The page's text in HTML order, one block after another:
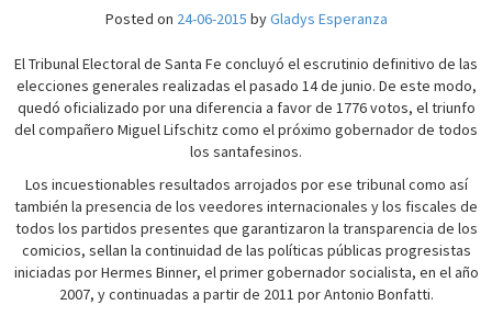
Posted on 24-06-2015 byGladys Esperanza
El Tribunal Electoral de Santa Fe concluyó el escrutinio definitivo de las
elecciones generales realizadas el pasado 14 de junio. De este modo,
quedó oficializado por una diferencia a favor de 1776 votos, el triunfo
del compañero Miguel Lifschitz como el próximo gobernador de todos
los santafesinos.
Los incuestionables resultados arrojados por ese tribunal como así
también la presencia de los veedores internacionales y los fiscales de
todos los partidos presentes que garantizaron la transparencia de los
comicios, sellan la continuidad de las políticas públicas progresistas
iniciadas por Hermes Binner, el primer gobernador socialista, en el año
2007, y continuadas a partir de 2011 por Antonio Bonfatti.